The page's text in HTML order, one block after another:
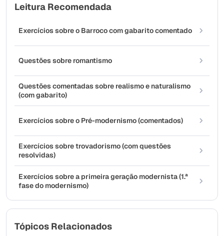
Leitura Recomendada
Exercícios sobre o Barroco com gabarito comentado
Questões sobre romantismo
Questões comentadas sobre realismo e naturalismo
(com gabarito)
Exercícios sobre o Pré-modernismo (comentados)
Exercícios sobre trovadorismo (com questões
resolvidas)
Exercícios sobre a primeira geração modernista (1.ª
fase do modernismo)
Tópicos Relacionados